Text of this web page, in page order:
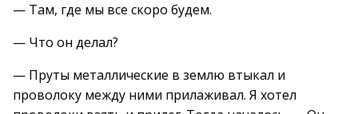
— Там, где мы все скоро будем.
— Что он делал?
— Пруты металлические в землю втыкал и
проволоку между ними прилаживал. Я хотел